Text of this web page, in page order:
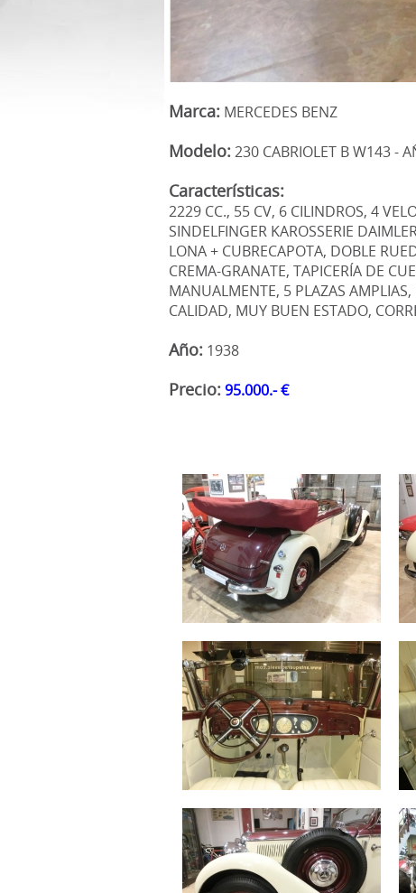
Marca: MERCEDES BENZ
Modelo:230 CABRIOLET B W143 -
Características:
2229 CC., 55 CV, 6 CILINDROS, 4
SINDELFINGER KAROSSERIE
LONA + CUBRECAPOTA, DOBLE
CREMA-GRANATE, TAPICERÍA DE
MANUALMENTE, 5 PLAZAS
CALIDAD, MUY BUEN ESTADO,
Año: 1938
Precio:95.000.- €